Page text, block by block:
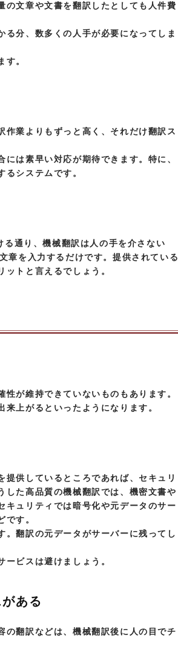
の文章や文書を翻訳したとしても人件費
分、数多くの人手が必要になってしま
す。
作業よりもずっと高く、それだけ翻訳ス
は素早い対応が期待できます。特に、
システムです。
通り、機械翻訳は人の手を介さない
章を入力するだけです。提供されている
トと言えるでしょう。
が維持できていないものもあります。
上がるといったようになります。
供しているところであれば、セキュリ
した高品質の機械翻訳では、機密文書や
キュリティでは暗号化や元データのサー
です。
。翻訳の元データがサーバーに残ってし
ビスは避けましょう。
ある
の翻訳などは、機械翻訳後に人の目でチ